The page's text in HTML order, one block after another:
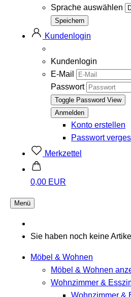
Sprache auswählen
Kundenlogin
Kundenlogin
E-Mail
Passwort
Toggle Password View
Konto erstellen
Passwort
Merkzettel
0,00 EUR
Menü
Sie haben noch keine
Möbel & Wohnen
Möbel & Wohnen
Wohnzimmer &
Wohnzimmer &